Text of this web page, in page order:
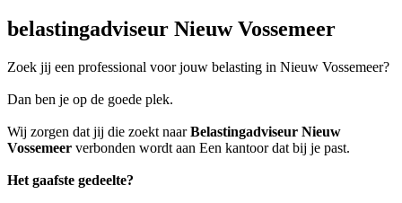
belastingadviseur Nieuw Vossemeer
Zoek jij een professional voor jouw belasting in Nieuw Vossemeer?
Dan ben je op de goede plek.
Wij zorgen dat jij die zoekt naarBelastingadviseur Nieuw
Vossemeer verbonden wordt aan Een kantoor dat bij je past.
Het gaafste gedeelte?